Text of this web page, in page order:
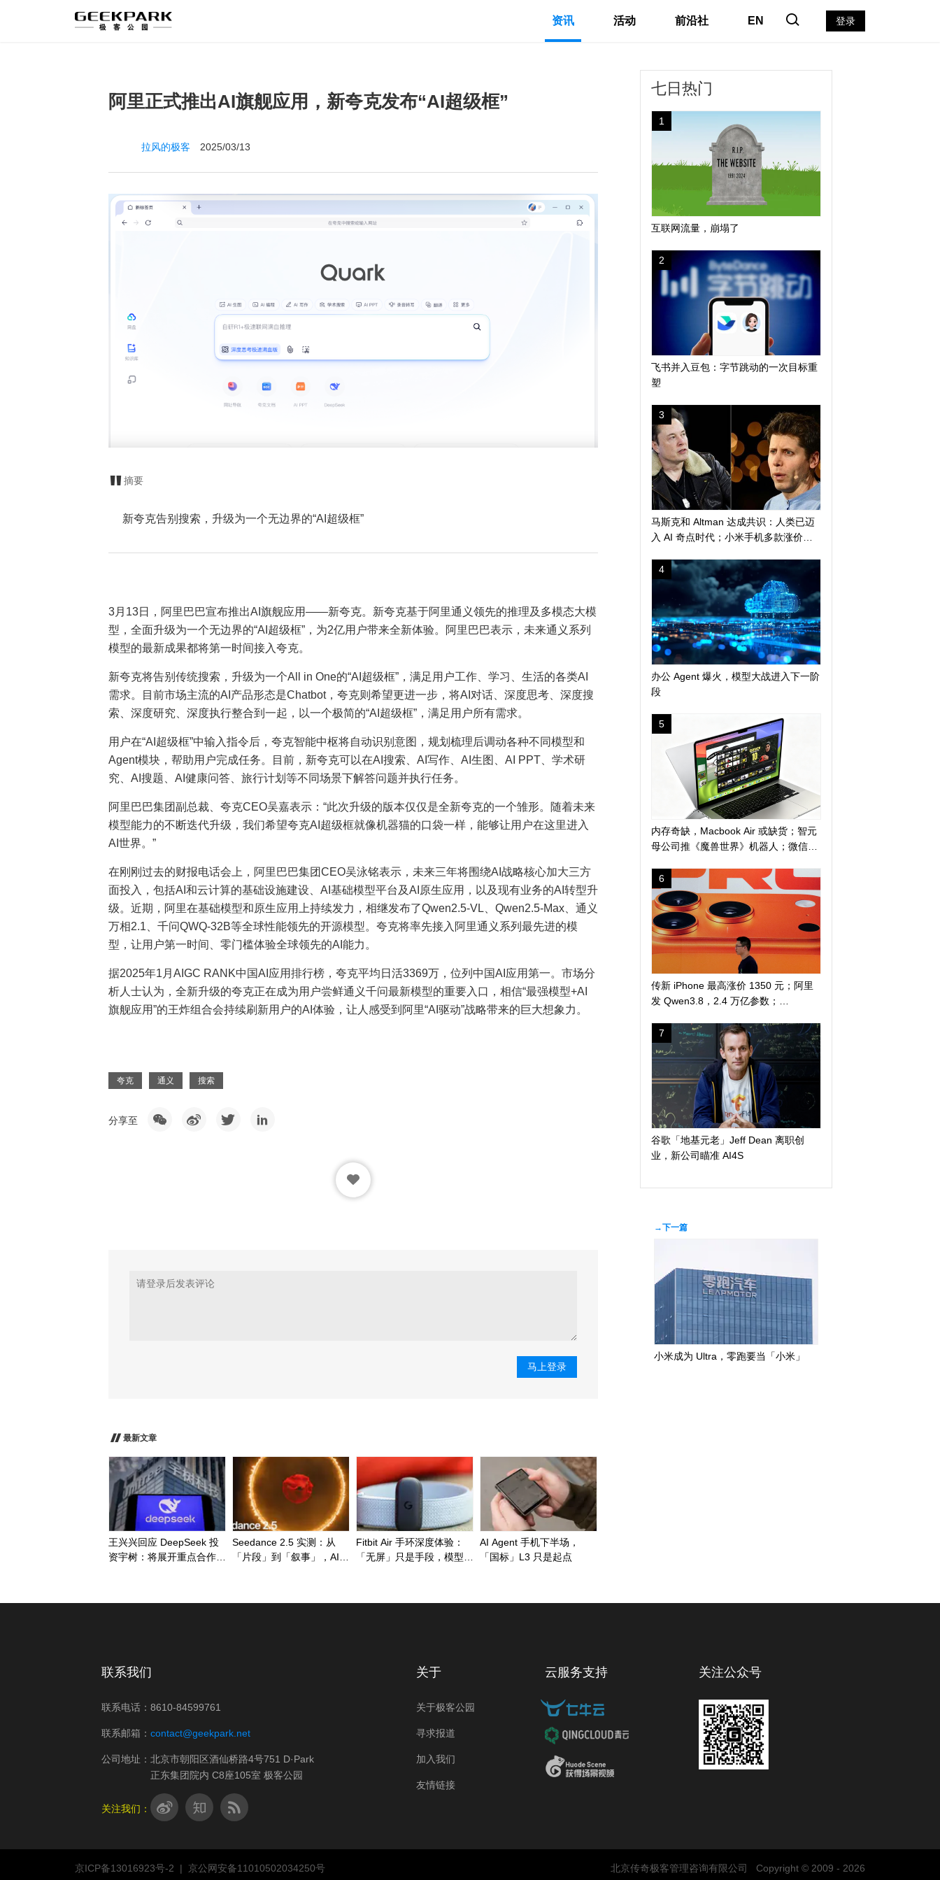
资讯 活动 前沿社 EN 登录
阿里正式推出AI旗舰应用，新夸克发布“AI超级框”
拉风的极客 2025/03/13
摘要
新夸克告别搜索，升级为一个无边界的“AI超级框”
3月13日，阿里巴巴宣布推出AI旗舰应用——新夸克。新夸克基于阿里通义领先的推理及多模态大模
型，全面升级为一个无边界的“AI超级框”，为2亿用户带来全新体验。阿里巴巴表示，未来通义系列
模型的最新成果都将第一时间接入夸克。
新夸克将告别传统搜索，升级为一个All in One的“AI超级框”，满足用户工作、学习、生活的各类AI
需求。目前市场主流的AI产品形态是Chatbot，夸克则希望更进一步，将AI对话、深度思考、深度搜
索、深度研究、深度执行整合到一起，以一个极简的“AI超级框”，满足用户所有需求。
用户在“AI超级框”中输入指令后，夸克智能中枢将自动识别意图，规划梳理后调动各种不同模型和
Agent模块，帮助用户完成任务。目前，新夸克可以在AI搜索、AI写作、AI生图、AI PPT、学术研
究、AI搜题、AI健康问答、旅行计划等不同场景下解答问题并执行任务。
阿里巴巴集团副总裁、夸克CEO吴嘉表示：“此次升级的版本仅仅是全新夸克的一个雏形。随着未来
模型能力的不断迭代升级，我们希望夸克AI超级框就像机器猫的口袋一样，能够让用户在这里进入
AI世界。”
在刚刚过去的财报电话会上，阿里巴巴集团CEO吴泳铭表示，未来三年将围绕AI战略核心加大三方
面投入，包括AI和云计算的基础设施建设、AI基础模型平台及AI原生应用，以及现有业务的AI转型升
级。近期，阿里在基础模型和原生应用上持续发力，相继发布了Qwen2.5-VL、Qwen2.5-Max、通义
万相2.1、千问QWQ-32B等全球性能领先的开源模型。夸克将率先接入阿里通义系列最先进的模
型，让用户第一时间、零门槛体验全球领先的AI能力。
据2025年1月AIGC RANK中国AI应用排行榜，夸克平均日活3369万，位列中国AI应用第一。市场分
析人士认为，全新升级的夸克正在成为用户尝鲜通义千问最新模型的重要入口，相信“最强模型+AI
旗舰应用”的王炸组合会持续刷新用户的AI体验，让人感受到阿里“AI驱动”战略带来的巨大想象力。
夸克 通义 搜索
分享至
马上登录
最新文章
王兴兴回应 DeepSeek 投
资宇树：将展开重点合作；
计出新型病毒｜极客早知道
Seedance 2.5 实测：从
「片段」到「叙事」，AI
Fitbit Air 手环深度体验：
「无屏」只是手段，模型能
AI Agent 手机下半场，
「国标」L3 只是起点
七日热门
1
互联网流量，崩塌了
2
飞书并入豆包：字节跳动的一次目标重
塑
3
马斯克和 Altman 达成共识：人类已迈
入 AI 奇点时代；小米手机多款涨价
致产品延期发布
4
办公 Agent 爆火，模型大战进入下一阶
段
5
内存奇缺，Macbook Air 或缺货；智元
母公司推《魔兽世界》机器人；微信地
6
传新 iPhone 最高涨价 1350 元；阿里
发 Qwen3.8，2.4 万亿参数；
7
谷歌「地基元老」Jeff Dean 离职创
业，新公司瞄准 AI4S
→下一篇
小米成为 Ultra，零跑要当「小米」
联系我们
联系电话：8610-84599761
联系邮箱： contact@geekpark.net
公司地址：北京市朝阳区酒仙桥路4号751 D·Park
正东集团院内 C8座105室 极客公园
关注我们：
关于
关于极客公园
寻求报道
加入我们
友情链接
云服务支持 关注公众号
京ICP备13016923号-2 | 京公网安备11010502034250号 北京传奇极客管理咨询有限公司 Copyright © 2009 - 2026